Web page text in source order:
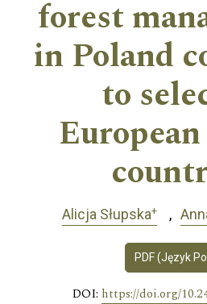
forest
in Poland
to
Alicja Słupska+
PDF (Język
DOI: https://doi.org/